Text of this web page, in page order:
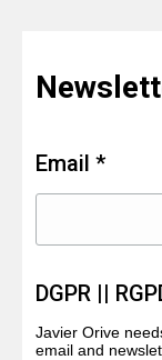
Email *
DGPR ||
Javier Orive
email and